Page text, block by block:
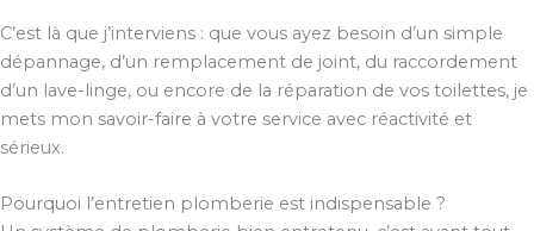
C’est là que j’interviens : que vous ayez besoin d’un simple
dépannage, d’un remplacement de joint, du raccordement
d’un lave-linge, ou encore de la réparation de vos toilettes, je
mets mon savoir-faire à votre service avec réactivité et
sérieux.
Pourquoi l’entretien plomberie est indispensable ?